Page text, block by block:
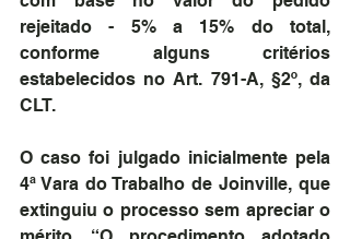
rejeitado - 5% a 15% do total,
conforme alguns critérios
estabelecidos no Art. 791-A, §2º, da
CLT.
O caso foi julgado inicialmente pela
4ª Vara do Trabalho de Joinville, que
extinguiu o processo sem apreciar o